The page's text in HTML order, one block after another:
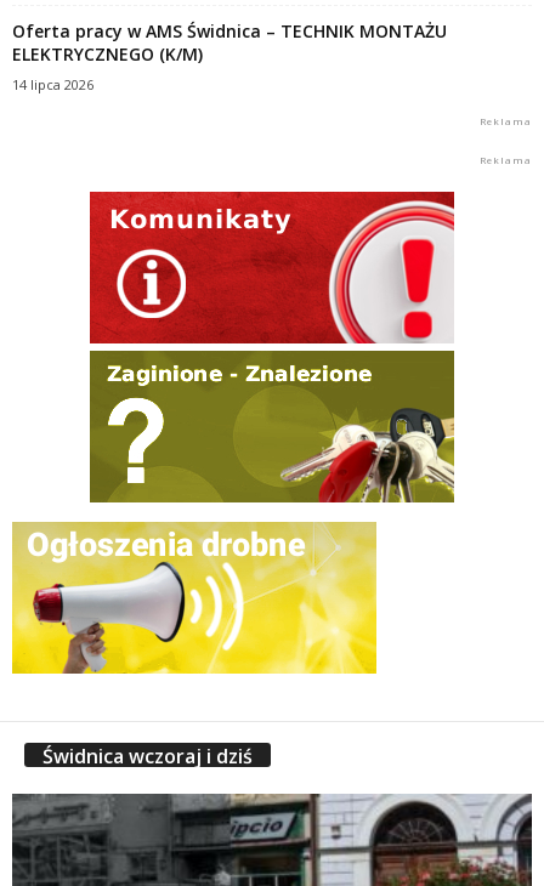
Oferta pracy w AMS Świdnica – TECHNIK MONTAŻU
ELEKTRYCZNEGO (K/M)
14 lipca 2026
Świdnica wczoraj i dziś